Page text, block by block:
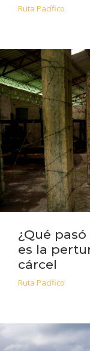
Ruta Pacífico
¿Qué
es la
cárcel
Ruta Pacífico